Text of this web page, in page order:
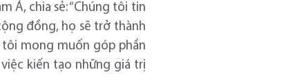
Á, chia sẻ: “Chúng tôi tin
đồng, họ sẽ trở thành
tôi mong muốn góp phần
kiến tạo những giá trị